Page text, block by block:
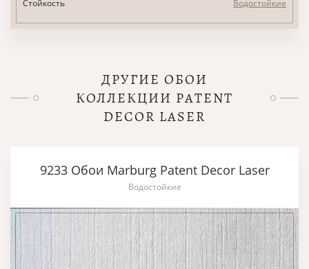
Стойкость Водостойкие
ДРУГИЕ ОБОИ
КОЛЛЕКЦИИ PATENT
DECOR LASER
9233 Обои Marburg Patent Decor Laser
Водостойкие